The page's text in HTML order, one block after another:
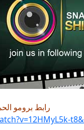
رابط برومو